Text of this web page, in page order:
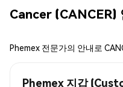
Cancer (CANCER)
Phemex 전문가의 안내로
Phemex 지갑